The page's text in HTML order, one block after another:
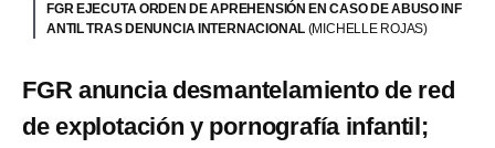
FGR EJECUTA ORDEN DE APREHENSIÓN EN CASO DE ABUSO INF
ANTIL TRAS DENUNCIA INTERNACIONAL (MICHELLE ROJAS)
FGR anuncia desmantelamiento de red
de explotación y pornografía infantil;